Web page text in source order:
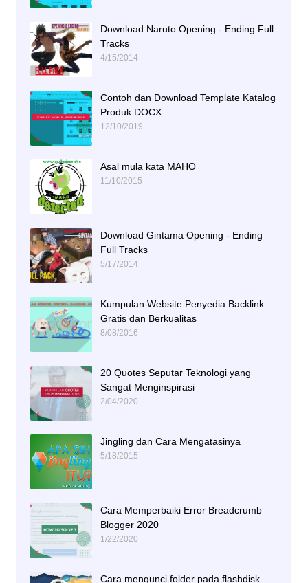
Download Naruto Opening - Ending Full
Tracks
4/15/2014
Contoh dan Download Template Katalog
Produk DOCX
12/10/2019
Asal mula kata MAHO
11/10/2015
Download Gintama Opening - Ending
Full Tracks
5/17/2014
Kumpulan Website Penyedia Backlink
Gratis dan Berkualitas
8/08/2016
20 Quotes Seputar Teknologi yang
Sangat Menginspirasi
2/04/2020
Jingling dan Cara Mengatasinya
5/18/2015
Cara Memperbaiki Error Breadcrumb
Blogger 2020
1/22/2020
Cara mengunci folder pada flashdisk